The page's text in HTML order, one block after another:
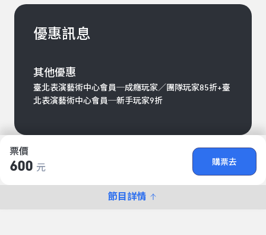
票價
600 元
購票去
節目詳情
優惠訊息
其他優惠
臺北表演藝術中心會員─成癮玩家／團隊玩家85折+臺
北表演藝術中心會員─新手玩家9折